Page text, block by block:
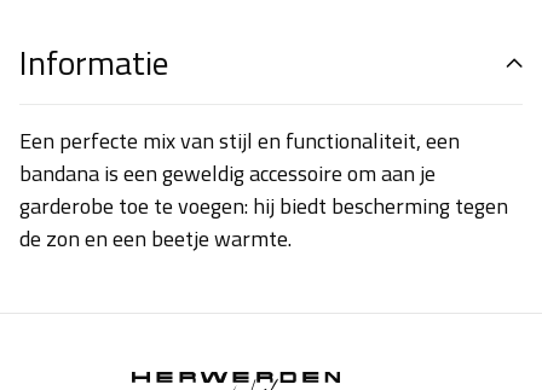
Informatie
Een perfecte mix van stijl en functionaliteit, een
bandana is een geweldig accessoire om aan je
garderobe toe te voegen: hij biedt bescherming tegen
de zon en een beetje warmte.